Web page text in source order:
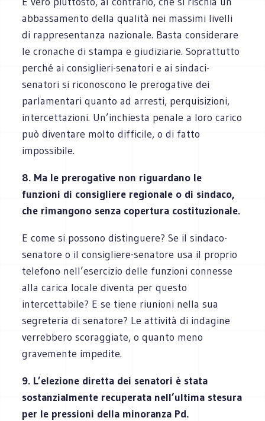
abbassamento della qualità nei massimi livelli
di rappresentanza nazionale. Basta considerare
le cronache di stampa e giudiziarie. Soprattutto
perché ai consiglieri-senatori e ai sindaci-
senatori si riconoscono le prerogative dei
parlamentari quanto ad arresti, perquisizioni,
intercettazioni. Un’inchiesta penale a loro carico
può diventare molto difficile, o di fatto
impossibile.
8. Ma le prerogative non riguardano le
funzioni di consigliere regionale o di sindaco,
che rimangono senza copertura costituzionale.
E come si possono distinguere? Se il sindaco-
senatore o il consigliere-senatore usa il proprio
telefono nell’esercizio delle funzioni connesse
alla carica locale diventa per questo
intercettabile? E se tiene riunioni nella sua
segreteria di senatore? Le attività di indagine
verrebbero scoraggiate, o quanto meno
gravemente impedite.
9. L’elezione diretta dei senatori è stata
sostanzialmente recuperata nell’ultima stesura
per le pressioni della minoranza Pd.